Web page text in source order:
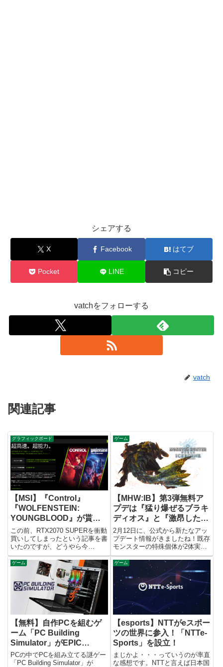
シェアする
X Facebook はてブ
Pocket LINE コピー
vatchをフォローする
vatch
関連記事
グラフィックボード
【MSI】『Control』
『WOLFENSTEIN:
YOUNGBLOOD』が貰え
るキャンペーン応募方法
【RTX2000シリーズ】
この前、RTX2070 SUPERを衝動
買いしてしまったという記事を書
いたのですが、どうやら今
RTX2000シリーズのグラフィッ
クボードを購入すると、対象ゲー
ムが無料でもらえるキャンペーン
を実施しているようです。今回は
MSIのRTX2070...
ゲーム
【MHW:IB】第3弾無料ア
プデは『猛り爆ぜるブラキ
ディオス』と『激昂したラ
ージャン』の2体！
2月12日に、公式から新たなアッ
プデート情報がきましたね！既存
モンスターの特殊個体が2体実装
されるという情報しかありません
でしたが、その2体が『猛り爆ぜ
るブラキディオス』『激昂したラ
ージャン』であると発表されまし
た。『猛り爆ぜるブラキディオ...
ゲーム
【無料】自作PCを組むゲ
ーム「PC Building
Simulator」がEPIC
GAMESでフリープレイ
PCの中でPCを組み立てる謎ゲー
「PC Building Simulator」が
ゲーム
【esports】NTTがeスポー
ツの世界に参入！「NTTe-
Sports」を設立！
まじかよ・・・っていうのが率直
な感想です。NTTと言えば日本国